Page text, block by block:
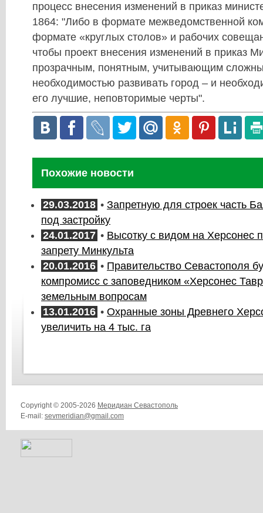
процесс внесения изменений в приказ
1864: "Либо в формате межведомственной
формате «круглых столов» и рабочих
чтобы проект внесения изменений в приказ
прозрачным, понятным, учитывающим
необходимостью развивать город – и
его лучшие, неповторимые черты".
Похожие новости
29.03.2018 • Запретную для строек часть
под застройку
24.01.2017 • Высотку с видом на Херсонес
запрету Минкульта
20.01.2016 • Правительство Севастополя
компромисс с заповедником «Херсонес
земельным вопросам
13.01.2016 • Охранные зоны Древнего
увеличить на 4 тыс. га
Copyright © 2005-2026 Меридиан Севастополь
E-mail: sevmeridian@gmail.com